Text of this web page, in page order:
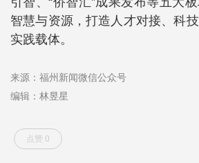
智慧与资源，打造人才对接、科
实践载体。
来源：福州新闻微信公众号
编辑：林昱星
点赞 0